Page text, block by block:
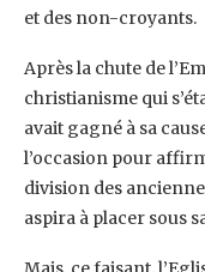
et des non-croyants.
Après la chute de
christianisme qui
avait gagné à sa
l’occasion pour
division des
aspira à placer sous